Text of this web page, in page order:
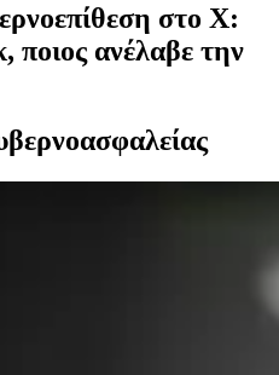
στο Χ:
ανέλαβε την